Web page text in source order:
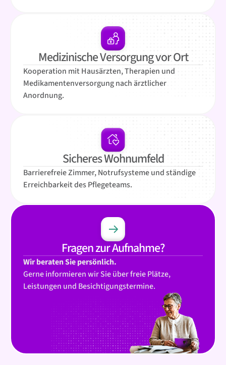
Fragen zur Aufnahme?
Wir beraten Sie persönlich.
Gerne informieren wir Sie über freie Plätze,
Leistungen und Besichtigungstermine.
Medizinische Versorgung vor Ort
Kooperation mit Hausärzten, Therapien und
Medikamentenversorgung nach ärztlicher
Anordnung.
Sicheres Wohnumfeld
Barrierefreie Zimmer, Notrufsysteme und ständige
Erreichbarkeit des Pflegeteams.